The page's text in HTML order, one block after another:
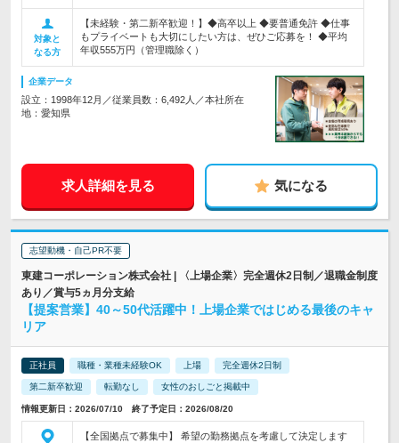
対象と
なる方
【未経験・第二新卒歓迎！】◆高卒以上 ◆要普通免許 ◆仕事
もプライベートも大切にしたい方は、ぜひご応募を！ ◆平均
年収555万円（管理職除く）
企業データ
設立：1998年12月／従業員数：6,492人／本社所在
地：愛知県
求人詳細を見る 気になる
志望動機・自己PR不要
東建コーポレーション株式会社 | 〈上場企業〉完全週休2日制／退職金制度
あり／賞与5ヵ月分支給
【提案営業】40～50代活躍中！上場企業ではじめる最後のキャ
リア
正社員 職種・業種未経験OK 上場 完全週休2日制
第二新卒歓迎 転勤なし 女性のおしごと掲載中
情報更新日：2026/07/10 終了予定日：2026/08/20
【全国拠点で募集中】 希望の勤務拠点を考慮して決定します